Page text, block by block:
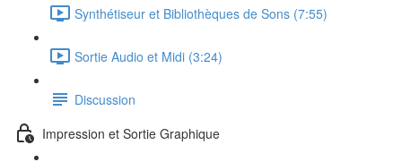
Synthétiseur et Bibliothèques de Sons (7:55)
Sortie Audio et Midi (3:24)
Discussion
Impression et Sortie Graphique